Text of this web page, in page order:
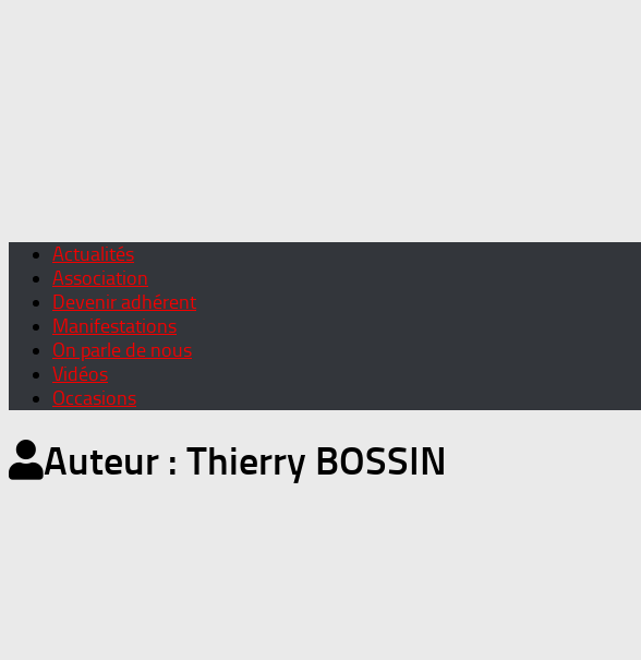
Actualités
Association
Devenir adhérent
Manifestations
On parle de nous
Vidéos
Occasions
Auteur : Thierry BOSSIN